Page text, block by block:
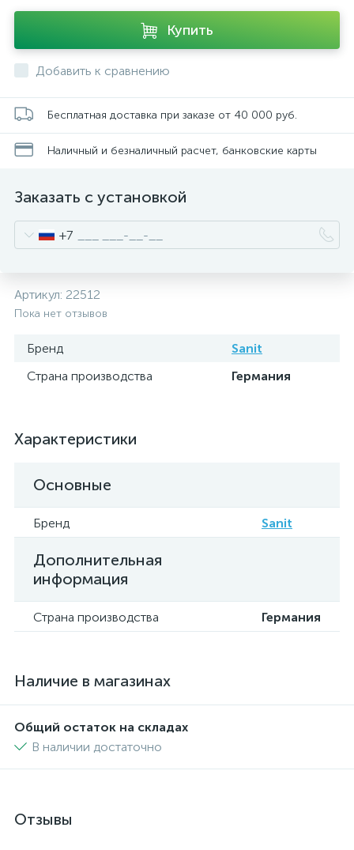
Купить
Добавить к сравнению
Бесплатная доставка при заказе от 40 000 руб.
Наличный и безналичный расчет, банковские карты
Заказать с установкой
+7
Артикул: 22512
Пока нет отзывов
Бренд
Sanit
Страна производства
Германия
Характеристики
Основные
Бренд Sanit
Дополнительная
информация
Страна производства Германия
Наличие в магазинах
Общий остаток на складах
В наличии достаточно
Отзывы